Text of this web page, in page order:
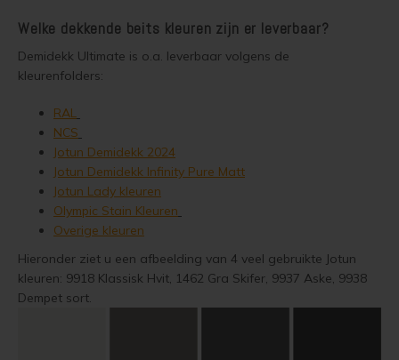
Steigerhout verven
Vurenhout behandelen
Vurenhout olien
Vurenhout beitsen
Vurenhout verven
Kozijnen verven
Olympic Water Repellent Oil Stain Overschilderen
Welke dekkende beits kleuren zijn er leverbaar?
Demidekk Ultimate is o.a. leverbaar volgens de
kleurenfolders:
RAL
NCS
Jotun Demidekk 2024
Jotun Demidekk Infinity Pure Matt
Jotun Lady kleuren
Olympic Stain Kleuren
Overige kleuren
Hieronder ziet u een afbeelding van 4 veel gebruikte Jotun
kleuren: 9918 Klassisk Hvit, 1462 Gra Skifer, 9937 Aske, 9938
Dempet sort.